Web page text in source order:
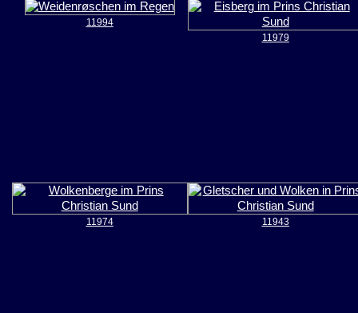
11994
11979
11974 11943